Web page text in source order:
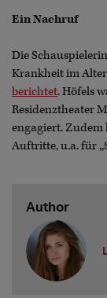
Ein Nachruf
Die Schauspielerin
Krankheit im
berichtet. Höfels
Residenztheater
engagiert. Zudem
Auftritte, u.a. für
Author